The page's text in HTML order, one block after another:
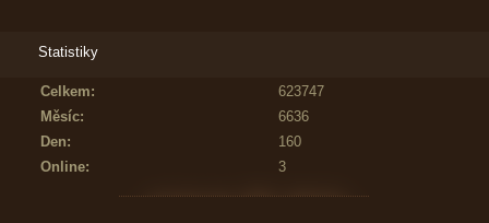
Statistiky
Online: 3
Celkem:
623747
Měsíc:
6636
Den:
160